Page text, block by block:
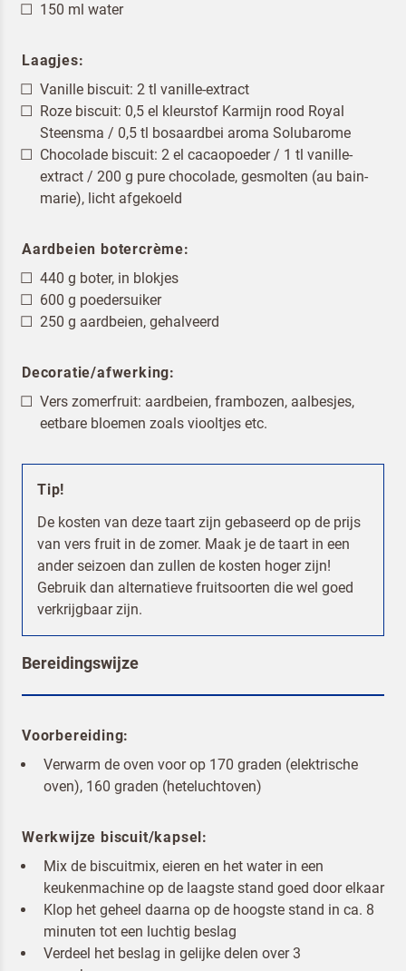
150 ml water
Laagjes:
Vanille biscuit: 2 tl vanille-extract
Roze biscuit: 0,5 el kleurstof Karmijn rood Royal
Steensma / 0,5 tl bosaardbei aroma Solubarome
Chocolade biscuit: 2 el cacaopoeder / 1 tl vanille-
extract / 200 g pure chocolade, gesmolten (au bain-
marie), licht afgekoeld
Aardbeien botercrème:
440 g boter, in blokjes
600 g poedersuiker
250 g aardbeien, gehalveerd
Decoratie/afwerking:
Vers zomerfruit: aardbeien, frambozen, aalbesjes,
eetbare bloemen zoals viooltjes etc.
Tip!
De kosten van deze taart zijn gebaseerd op de prijs
van vers fruit in de zomer. Maak je de taart in een
ander seizoen dan zullen de kosten hoger zijn!
Gebruik dan alternatieve fruitsoorten die wel goed
verkrijgbaar zijn.
Bereidingswijze
Voorbereiding:
Verwarm de oven voor op 170 graden (elektrische
oven), 160 graden (heteluchtoven)
Werkwijze biscuit/kapsel:
Mix de biscuitmix, eieren en het water in een
keukenmachine op de laagste stand goed door elkaar
Klop het geheel daarna op de hoogste stand in ca. 8
minuten tot een luchtig beslag
Verdeel het beslag in gelijke delen over 3
Terugbelverzoek